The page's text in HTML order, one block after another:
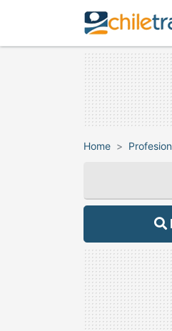
Home